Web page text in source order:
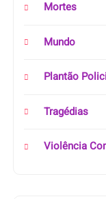
Mortes
Mundo
Plantão
Tragédias
Violência